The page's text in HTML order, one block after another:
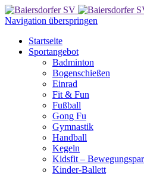
Navigation überspringen
Startseite
Sportangebot
Badminton
Bogenschießen
Einrad
Fit & Fun
Fußball
Gong Fu
Gymnastik
Handball
Kegeln
Kidsfit –
Kinder-Ballett